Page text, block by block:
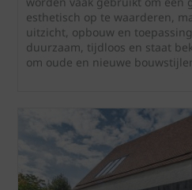
esthetisch op te waarderen,
uitzicht, opbouw en
duurzaam, tijdloos en staat
om oude en nieuwe